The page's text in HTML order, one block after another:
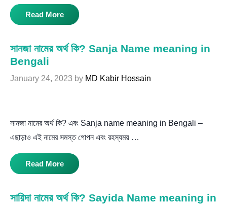
Read More
সানজা নামের অর্থ কি? Sanja Name meaning in
Bengali
January 24, 2023 by MD Kabir Hossain
সানজা নামের অর্থ কি? এবং Sanja name meaning in Bengali –
এছাড়াও এই নামের সমস্ত গোপন এবং রহস্যময় …
Read More
সায়িদা নামের অর্থ কি? Sayida Name meaning in